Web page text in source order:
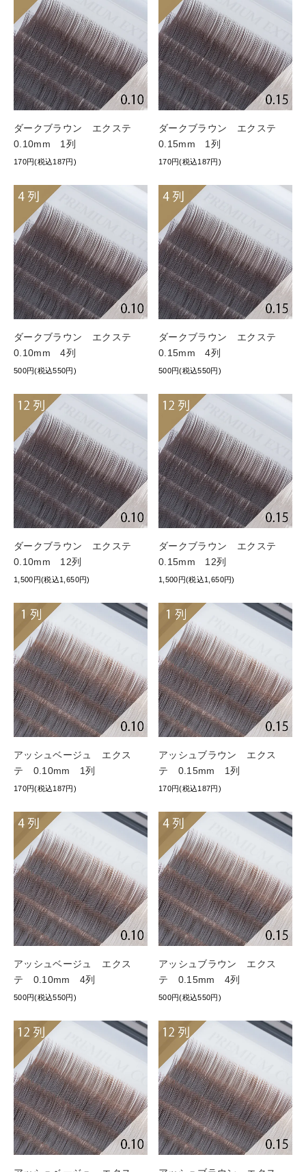
ダークブラウン エクステ
0.10mm 1列
170円(税込187円)
ダークブラウン エクステ
0.15mm 1列
170円(税込187円)
ダークブラウン エクステ
0.10mm 4列
500円(税込550円)
ダークブラウン エクステ
0.15mm 4列
500円(税込550円)
ダークブラウン エクステ
0.10mm 12列
1,500円(税込1,650円)
ダークブラウン エクステ
0.15mm 12列
1,500円(税込1,650円)
アッシュベージュ エクス
テ 0.10mm 1列
170円(税込187円)
アッシュブラウン エクス
テ 0.15mm 1列
170円(税込187円)
アッシュベージュ エクス
テ 0.10mm 4列
500円(税込550円)
アッシュブラウン エクス
テ 0.15mm 4列
500円(税込550円)